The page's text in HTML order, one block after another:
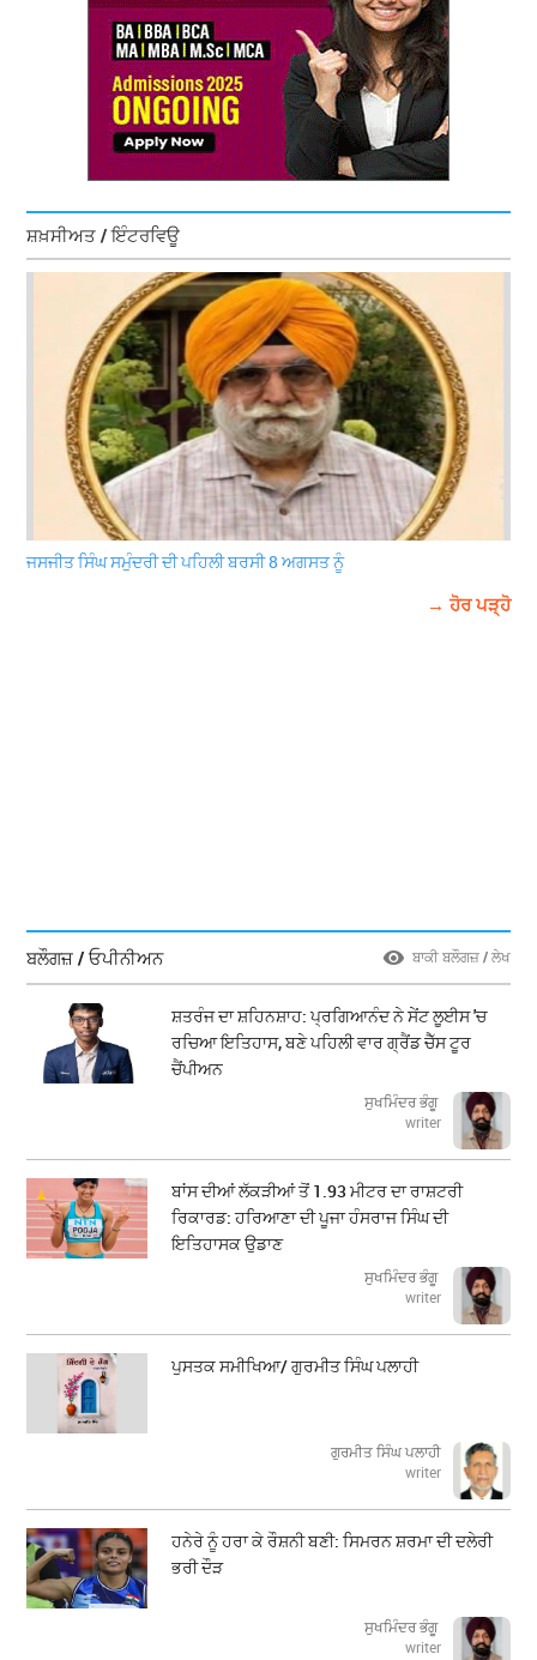
ਸ਼ਖ਼ਸੀਅਤ / ਇੰਟਰਵਿਊ
ਜਸਜੀਤ ਸਿੰਘ ਸਮੁੰਦਰੀ ਦੀ ਪਹਿਲੀ ਬਰਸੀ 8 ਅਗਸਤ ਨੂੰ
→ ਹੋਰ ਪੜ੍ਹੋ
ਬਲੌਗਜ਼ / ਓਪੀਨੀਅਨ ਬਾਕੀ ਬਲੌਗਜ਼ / ਲੇਖ
ਸ਼ਤਰੰਜ ਦਾ ਸ਼ਹਿਨਸ਼ਾਹ: ਪ੍ਰਗਿਆਨੰਦ ਨੇ ਸੇਂਟ ਲੂਈਸ 'ਚ
ਰਚਿਆ ਇਤਿਹਾਸ, ਬਣੇ ਪਹਿਲੀ ਵਾਰ ਗ੍ਰੈਂਡ ਚੈੱਸ ਟੂਰ
ਚੈਂਪੀਅਨ
ਸੁਖਮਿੰਦਰ ਭੰਗੂ
writer
ਬਾਂਸ ਦੀਆਂ ਲੱਕੜੀਆਂ ਤੋਂ 1.93 ਮੀਟਰ ਦਾ ਰਾਸ਼ਟਰੀ
ਰਿਕਾਰਡ: ਹਰਿਆਣਾ ਦੀ ਪੂਜਾ ਹੰਸਰਾਜ ਸਿੰਘ ਦੀ
ਇਤਿਹਾਸਕ ਉਡਾਣ
ਸੁਖਮਿੰਦਰ ਭੰਗੂ
writer
ਪੁਸਤਕ ਸਮੀਖਿਆ/ ਗੁਰਮੀਤ ਸਿੰਘ ਪਲਾਹੀ
ਗੁਰਮੀਤ ਸਿੰਘ ਪਲਾਹੀ
writer
ਹਨੇਰੇ ਨੂੰ ਹਰਾ ਕੇ ਰੌਸ਼ਨੀ ਬਣੀ: ਸਿਮਰਨ ਸ਼ਰਮਾ ਦੀ ਦਲੇਰੀ
ਭਰੀ ਦੌੜ
ਸੁਖਮਿੰਦਰ ਭੰਗੂ
writer